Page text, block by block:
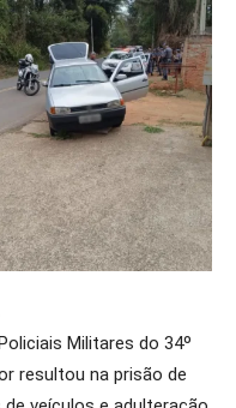
Militares do 34º
resultou na prisão de